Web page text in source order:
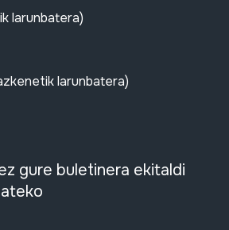
larunbatera)
larunbatera)
gure buletinera ekitaldi